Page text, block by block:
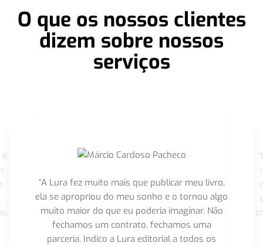
O que os nossos clientes
dizem sobre nossos
serviços
“A Lura fez muito mais que publicar meu livro,
ela se apropriou do meu sonho e o tornou algo
muito maior do que eu poderia imaginar. Não
fechamos um contrato, fechamos uma
parceria. Indico a Lura editorial a todos os